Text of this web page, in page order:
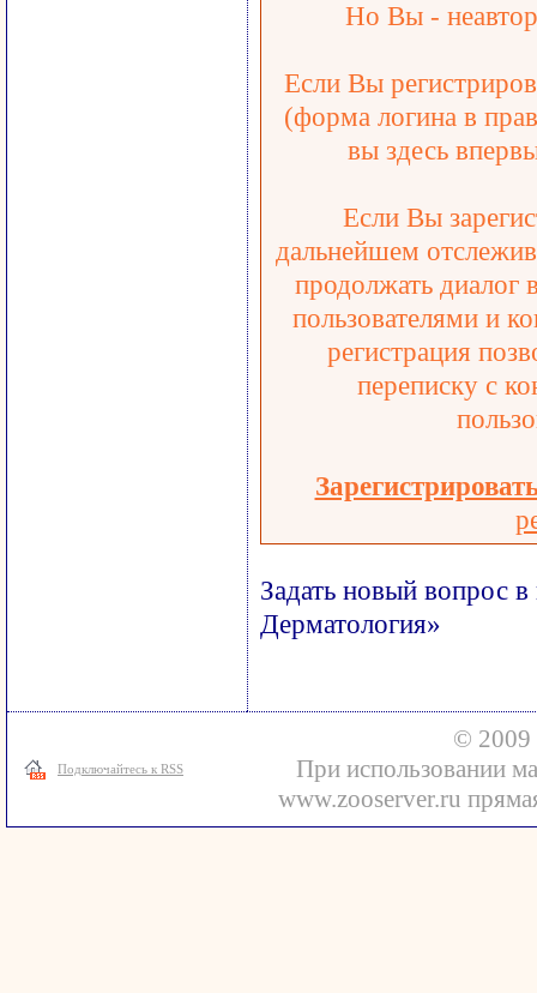
Но Вы -
Если Вы
(форма логина в
вы здесь
Если Вы
дальнейшем
продолжать диалог
пользователями и
регистрация
переписку с
Задать новый вопрос
Дерматология»
Подключайтесь к RSS
© 2009
При использовании
www.zooserver.ru